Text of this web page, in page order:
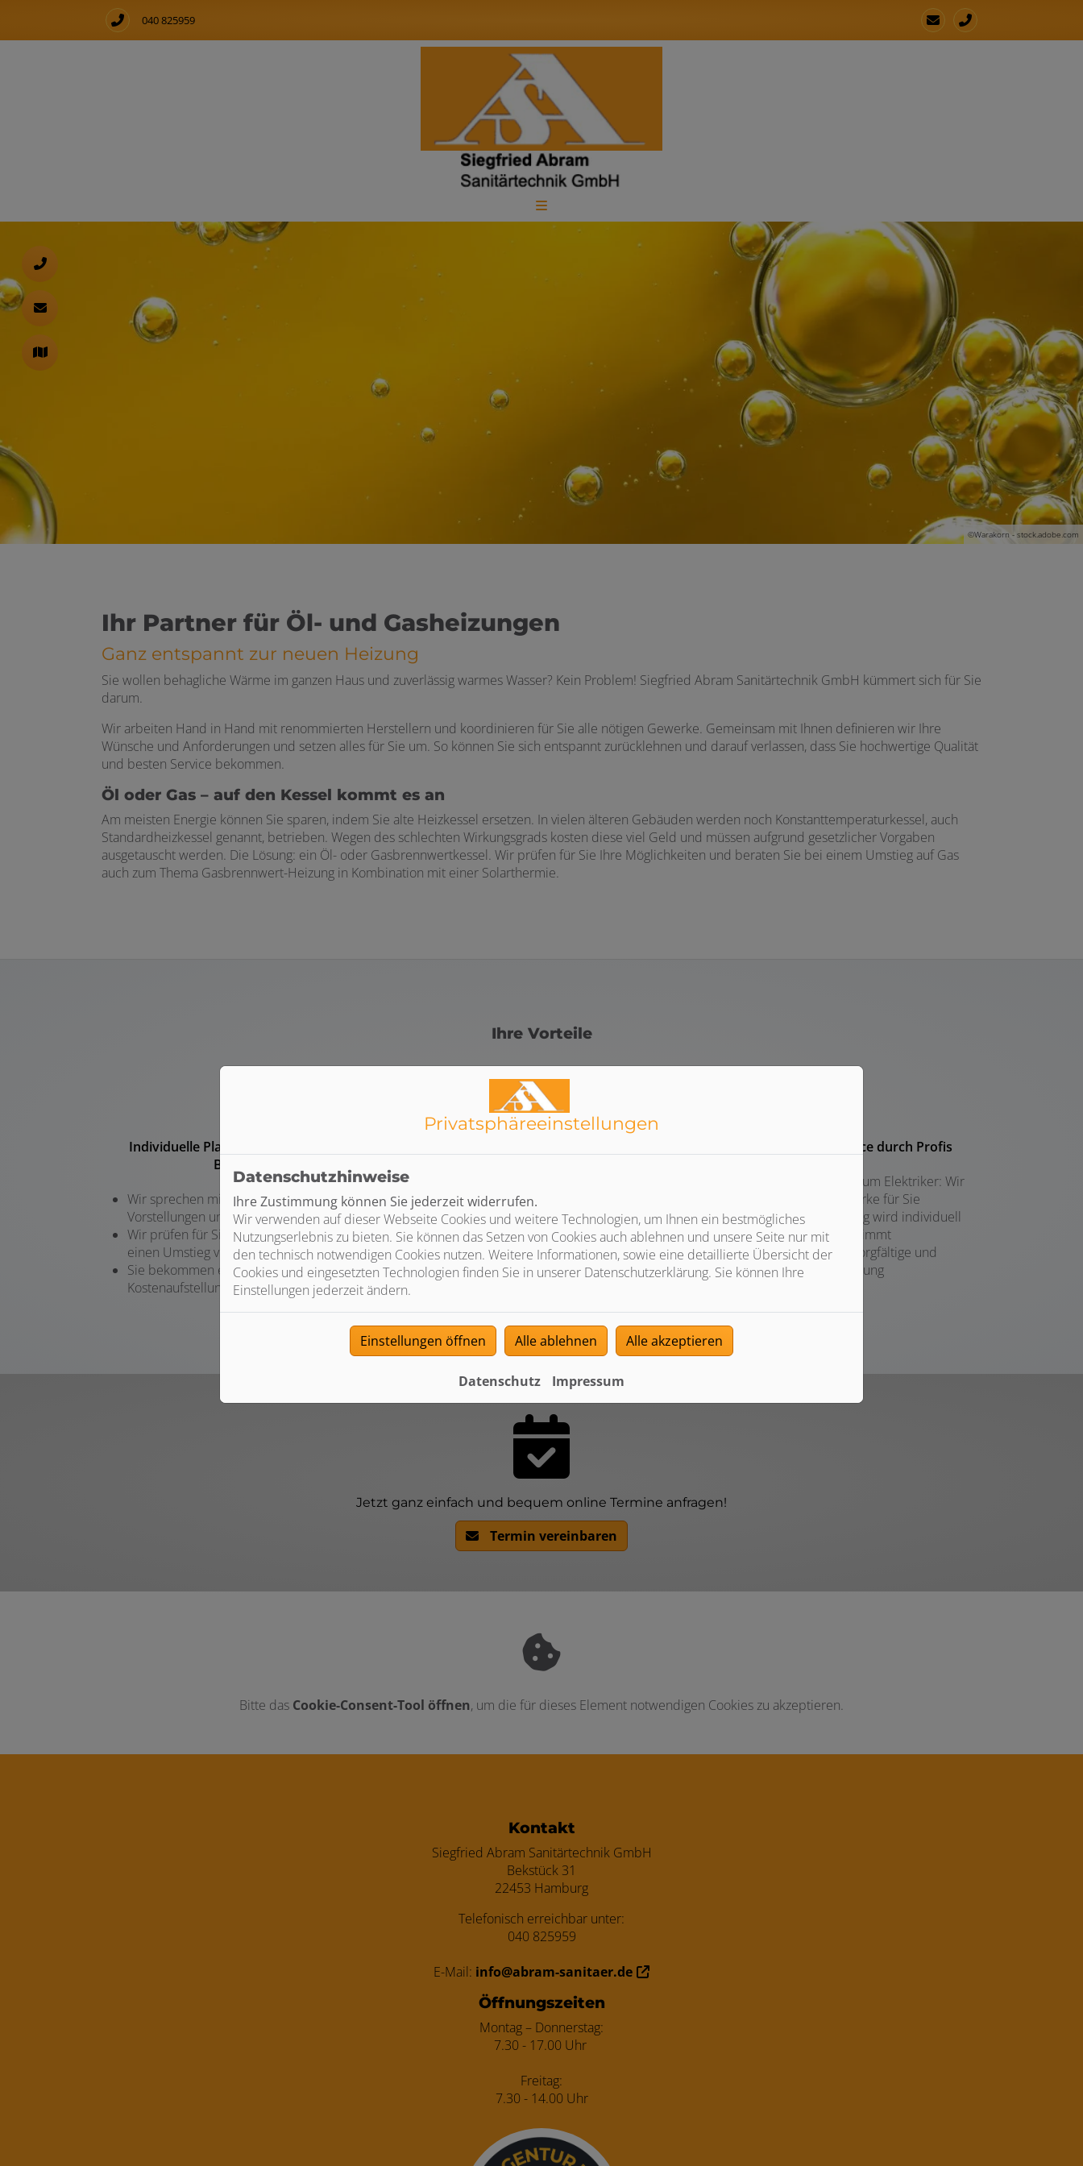
040 825959
©Warakorn - stock.adobe.com
Ihr Partner für Öl- und Gasheizungen
Ganz entspannt zur neuen Heizung
Sie wollen behagliche Wärme im ganzen Haus und zuverlässig warmes Wasser? Kein Problem! Siegfried Abram Sanitärtechnik GmbH kümmert sich für Sie
darum.
Wir arbeiten Hand in Hand mit renommierten Herstellern und koordinieren für Sie alle nötigen Gewerke. Gemeinsam mit Ihnen definieren wir Ihre
Wünsche und Anforderungen und setzen alles für Sie um. So können Sie sich entspannt zurücklehnen und darauf verlassen, dass Sie hochwertige Qualität
und besten Service bekommen.
Öl oder Gas – auf den Kessel kommt es an
Am meisten Energie können Sie sparen, indem Sie alte Heizkessel ersetzen. In vielen älteren Gebäuden werden noch Konstanttemperaturkessel, auch
Standardheizkessel genannt, betrieben. Wegen des schlechten Wirkungsgrads kosten diese viel Geld und müssen aufgrund gesetzlicher Vorgaben
ausgetauscht werden. Die Lösung: ein Öl- oder Gasbrennwertkessel. Wir prüfen für Sie Ihre Möglichkeiten und beraten Sie bei einem Umstieg auf Gas
auch zum Thema Gasbrennwert-Heizung in Kombination mit einer Solarthermie.
Ihre Vorteile
Individuelle Planung und persönliche
Beratung
Wir sprechen mit Ihnen über Ihre
Vorstellungen und Wünsche
Wir prüfen für Sie die Voraussetzungen für
einen Umstieg von Öl auf Gas
Sie bekommen eine transparente
Kostenaufstellung und Beratung
Markenprodukte führender Hersteller
Sie profitieren von umfassenden Garantie-
und Serviceleistungen
Wir übernehmen für Sie die Installation,
Instandhaltung und Reparatur
Installation und Service durch Profis
Vom Schornsteinfeger zum Elektriker: Wir
koordinieren alle Gewerke für Sie
Ihre Öl- oder Gasheizung wird individuell
auf Ihr Gebäude abgestimmt
Wir versprechen eine sorgfältige und
termingerechte Ausführung
Jetzt ganz einfach und bequem online Termine anfragen!
Termin vereinbaren
Bitte das Cookie-Consent-Tool öffnen, um die für dieses Element notwendigen Cookies zu akzeptieren.
Kontakt
Siegfried Abram Sanitärtechnik GmbH
Bekstück 31
22453 Hamburg
Telefonisch erreichbar unter:
040 825959
E-Mail: info@abram-sanitaer.de
Öffnungszeiten
Montag – Donnerstag:
7.30 - 17.00 Uhr
Freitag:
7.30 - 14.00 Uhr
schließen
schließen
und schließen
und schließen
Privatsphäre­einstellungen
Datenschutzhinweise
Ihre Zustimmung können Sie jederzeit widerrufen.
Wir verwenden auf dieser Webseite Cookies und weitere Technologien, um Ihnen ein bestmögliches
Nutzungserlebnis zu bieten. Sie können das Setzen von Cookies auch ablehnen und unsere Seite nur mit
den technisch notwendigen Cookies nutzen. Weitere Informationen, sowie eine detaillierte Übersicht der
Cookies und eingesetzten Technologien finden Sie in unserer Datenschutzerklärung. Sie können Ihre
Einstellungen jederzeit ändern.
Einstellungen öffnen Alle ablehnen Alle akzeptieren
Datenschutz Impressum